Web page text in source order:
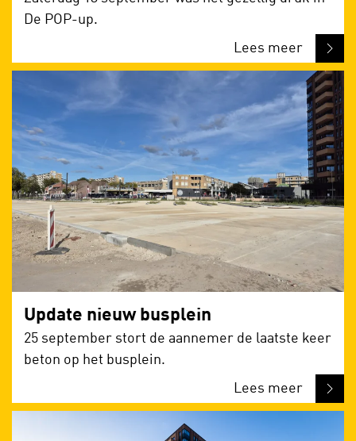
De POP-up.
Lees meer
Update nieuw busplein
25 september stort de aannemer de laatste keer
beton op het busplein.
Lees meer